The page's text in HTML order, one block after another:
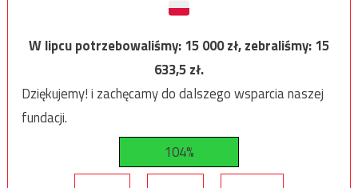
W lipcu potrzebowaliśmy:15 000zł, zebraliśmy:15
633,5zł.
Dziękujemy! i zachęcamy do dalszego wsparcia naszej
fundacji.
104%